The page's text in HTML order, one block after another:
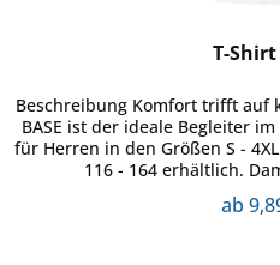
T-Shirt
Beschreibung Komfort trifft auf
BASE ist der ideale Begleiter
für Herren in den Größen S -
116 - 164 erhältlich.
ab